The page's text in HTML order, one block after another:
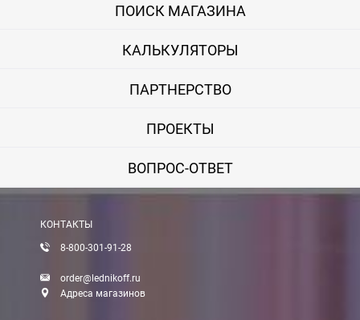
ПОИСК МАГАЗИНА
КАЛЬКУЛЯТОРЫ
ПАРТНЕРСТВО
ПРОЕКТЫ
ВОПРОС-ОТВЕТ
КОНТАКТЫ
8-800-301-91-28
order@lednikoff.ru
Адреса магазинов